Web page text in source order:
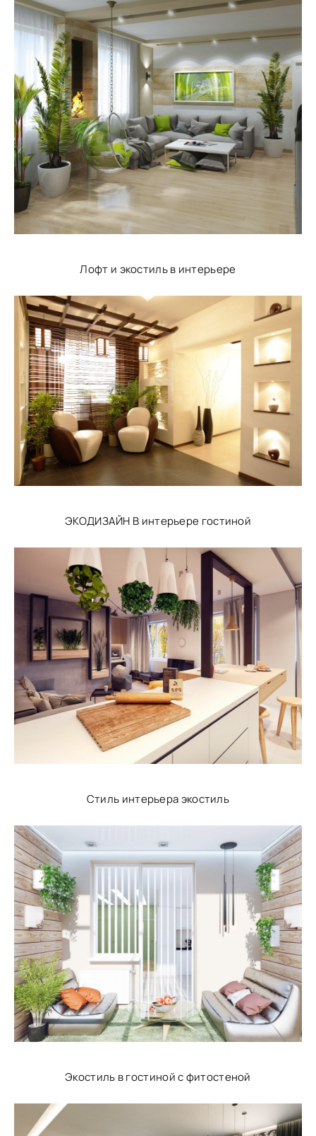
Лофт и экостиль в интерьере
ЭКОДИЗАЙН В интерьере гостиной
Стиль интерьера экостиль
Экостиль в гостиной с фитостеной